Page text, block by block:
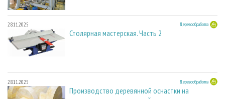
28.11.2025 Деревообработка
Столярная мастерская. Часть 2
28.11.2025 Деревообработка
Производство деревянной оснастки на